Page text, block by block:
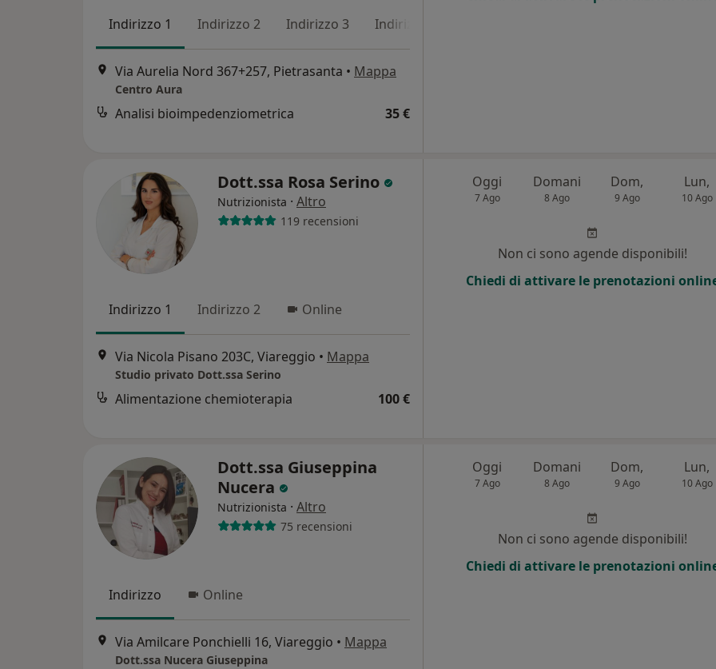
Indirizzo 1 Indirizzo 2 Indirizzo 3 Indirizzo 4
Via Aurelia Nord 367+257, Pietrasanta • Mappa
Centro Aura
Analisi bioimpedenziometrica 35 €
Dott.ssa Rosa Serino
Nutrizionista · Altro
119 recensioni
Indirizzo 1 Indirizzo 2 Online
Via Nicola Pisano 203C, Viareggio • Mappa
Studio privato Dott.ssa Serino
Alimentazione chemioterapia 100 €
Oggi
7 Ago
Domani
8 Ago
Dom,
9 Ago
Lun,
10 Ago
Non ci sono agende disponibili!
Chiedi di attivare le prenotazioni
Dott.ssa Giuseppina
Nucera
Nutrizionista · Altro
75 recensioni
Indirizzo Online
Via Amilcare Ponchielli 16, Viareggio • Mappa
Dott.ssa Nucera Giuseppina
Oggi
7 Ago
Domani
8 Ago
Dom,
9 Ago
Lun,
10 Ago
Non ci sono agende disponibili!
Chiedi di attivare le prenotazioni